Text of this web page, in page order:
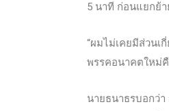
5 นาที ก่อนแยกย้
“ผมไม่เคยมีส่วนเ
พรรคอนาคตใหม่
นายธนาธรบอกว่